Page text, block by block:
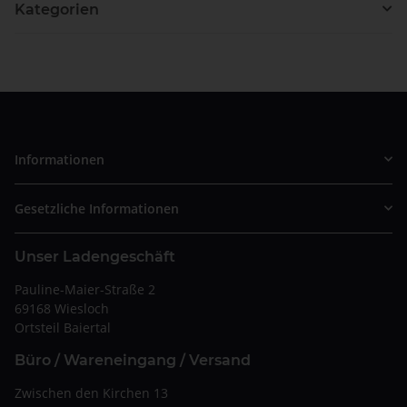
Kategorien
Informationen
Gesetzliche Informationen
Unser Ladengeschäft
Pauline-Maier-Straße 2
69168 Wiesloch
Ortsteil Baiertal
Büro / Wareneingang / Versand
Zwischen den Kirchen 13